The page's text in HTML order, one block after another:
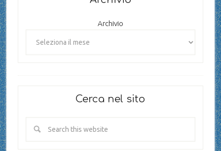
Archivio
Cerca nel sito